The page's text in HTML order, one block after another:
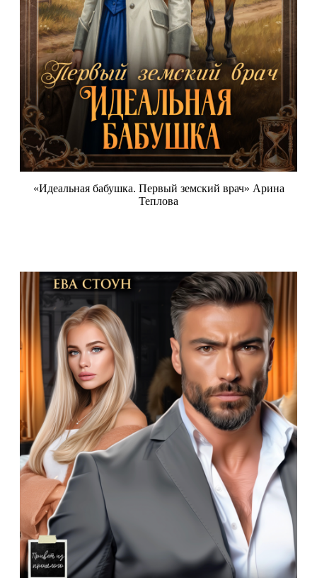
«Идеальная бабушка. Первый земский врач» Арина
Теплова